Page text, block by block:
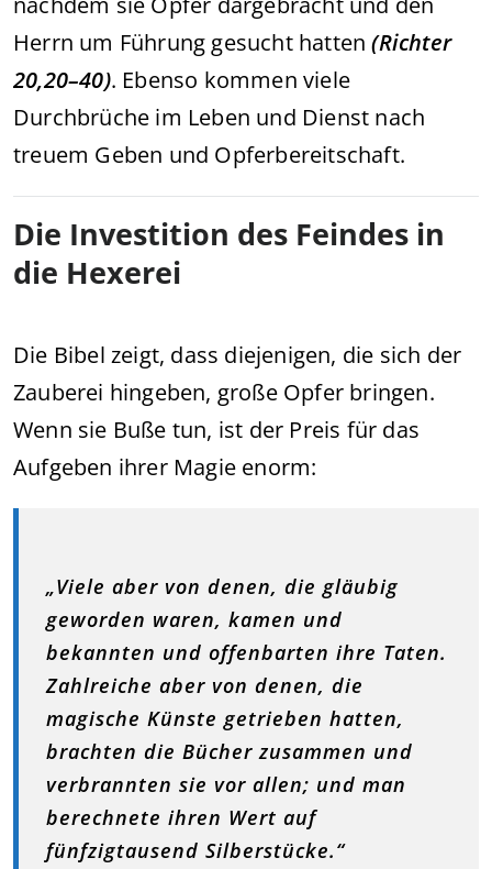
Herrn um Führung gesucht hatten(Richter
20,20–40). Ebenso kommen viele
Durchbrüche im Leben und Dienst nach
treuem Geben und Opferbereitschaft.
Die Investition des Feindes in
die Hexerei
Die Bibel zeigt, dass diejenigen, die sich der
Zauberei hingeben, große Opfer bringen.
Wenn sie Buße tun, ist der Preis für das
Aufgeben ihrer Magie enorm:
„Viele aber von denen, die gläubig
geworden waren, kamen und
bekannten und offenbarten ihre Taten.
Zahlreiche aber von denen, die
magische Künste getrieben hatten,
brachten die Bücher zusammen und
verbrannten sie vor allen; und man
berechnete ihren Wert auf
fünfzigtausend Silberstücke.“